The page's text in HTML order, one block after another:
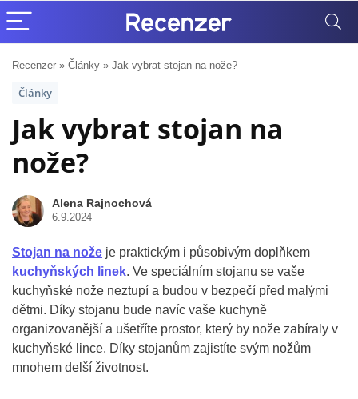
Recenzer » Články » Jak vybrat stojan na nože?
Články
Jak vybrat stojan na
nože?
Alena Rajnochová
6.9.2024
Stojan na nože je praktickým i působivým doplňkem
kuchyňských linek. Ve speciálním stojanu se vaše
kuchyňské nože neztupí a budou v bezpečí před malými
dětmi. Díky stojanu bude navíc vaše kuchyně
organizovanější a ušetříte prostor, který by nože zabíraly v
kuchyňské lince. Díky stojanům zajistíte svým nožům
mnohem delší životnost.